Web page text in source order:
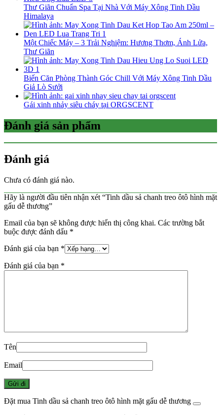
Thư Giãn Chuẩn Spa Tại Nhà Với Máy Xông Tinh Dầu
Himalaya
Một Chiếc Máy – 3 Trải Nghiệm: Hương Thơm, Ánh Lửa,
Thư Giãn
Biến Căn Phòng Thành Góc Chill Với Máy Xông Tinh Dầu
Giả Lò Sưởi
Gái xinh nhảy siêu cháy tại ORGSCENT
Đánh giá sản phẩm
Đánh giá
Chưa có đánh giá nào.
Hãy là người đầu tiên nhận xét “Tinh dầu sả chanh treo ôtô hình mặt
gấu dễ thương”
Email của bạn sẽ không được hiển thị công khai. Các trường bắt
buộc được đánh dấu *
Đánh giá của bạn *
Đánh giá của bạn *
Tên
Email
Đặt mua Tinh dầu sả chanh treo ôtô hình mặt gấu dễ thương